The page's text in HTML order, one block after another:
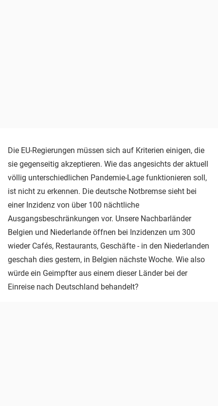
Die EU-Regierungen müssen sich auf Kriterien einigen, die
sie gegenseitig akzeptieren. Wie das angesichts der aktuell
völlig unterschiedlichen Pandemie-Lage funktionieren soll,
ist nicht zu erkennen. Die deutsche Notbremse sieht bei
einer Inzidenz von über 100 nächtliche
Ausgangsbeschränkungen vor. Unsere Nachbarländer
Belgien und Niederlande öffnen bei Inzidenzen um 300
wieder Cafés, Restaurants, Geschäfte - in den Niederlanden
geschah dies gestern, in Belgien nächste Woche. Wie also
würde ein Geimpfter aus einem dieser Länder bei der
Einreise nach Deutschland behandelt?